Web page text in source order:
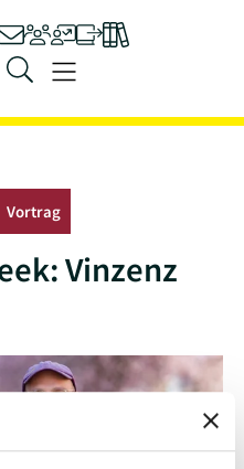
Personen
IliasBibliothek
Menü
Vortrag
Vinzenz